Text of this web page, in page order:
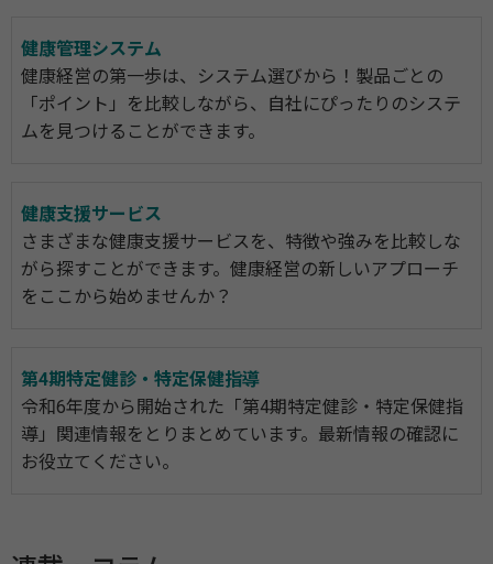
健康管理システム
健康経営の第一歩は、システム選びから！製品ごとの
「ポイント」を比較しながら、自社にぴったりのシステ
ムを見つけることができます。
健康支援サービス
さまざまな健康支援サービスを、特徴や強みを比較しな
がら探すことができます。健康経営の新しいアプローチ
をここから始めませんか？
第4期特定健診・特定保健指導
令和6年度から開始された「第4期特定健診・特定保健指
導」関連情報をとりまとめています。最新情報の確認に
お役立てください。